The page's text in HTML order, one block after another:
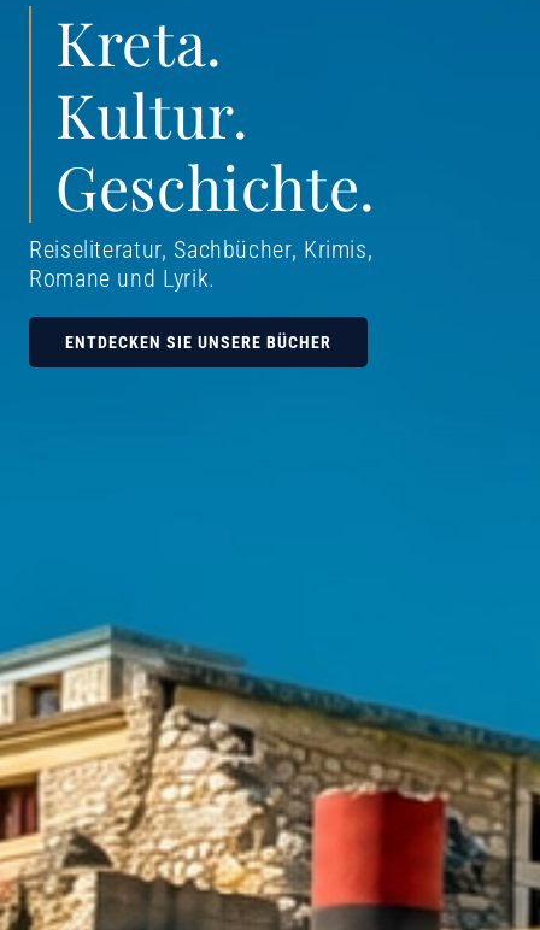
Kreta.
Kultur.
Geschichte.
Reiseliteratur, Sachbücher, Krimis,
Romane und Lyrik.
ENTDECKEN SIE UNSERE BÜCHER